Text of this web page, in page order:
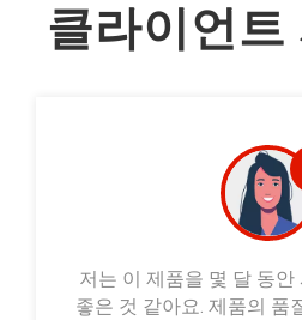
클라이언트
저는 이 제품을 몇 달 동
좋은 것 같아요. 제품의 품